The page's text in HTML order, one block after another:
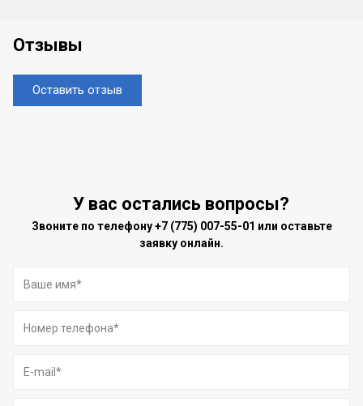
Отзывы
Оставить отзыв
У вас остались вопросы?
Звоните по телефону+7 (775) 007-55-01 или оставьте
заявку онлайн.